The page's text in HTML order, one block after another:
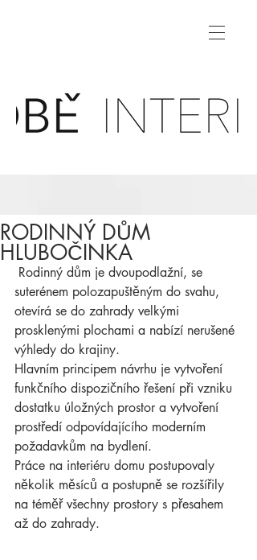
RODINNÝ DŮM
HLUBOČINKA
suterénem polozapuštěným do svahu,
otevírá se do zahrady velkými
prosklenými plochami a nabízí nerušené
výhledy do krajiny.
Hlavním principem návrhu je vytvoření
funkčního dispozičního řešení při vzniku
dostatku úložných prostor a vytvoření
prostředí odpovídajícího moderním
požadavkům na bydlení.
Práce na interiéru domu postupovaly
několik měsíců a postupně se rozšířily
na téměř všechny prostory s přesahem
až do zahrady.